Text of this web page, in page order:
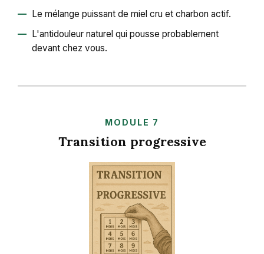
Le mélange puissant de miel cru et charbon actif.
L'antidouleur naturel qui pousse probablement
devant chez vous.
MODULE 7
Transition progressive